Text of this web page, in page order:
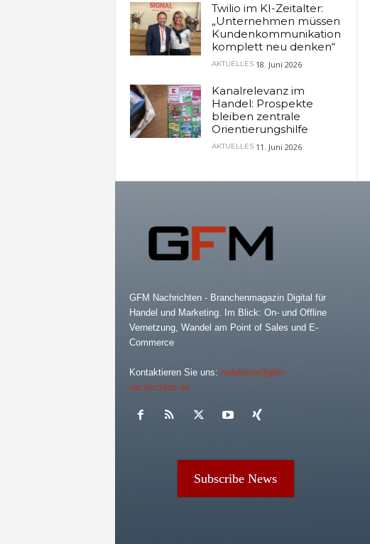
Twilio im KI-Zeitalter:
„Unternehmen müssen
Kundenkommunikation
komplett neu denken“
AKTUELLES 18. Juni 2026
Kanalrelevanz im
Handel: Prospekte
bleiben zentrale
Orientierungshilfe
AKTUELLES 11. Juni 2026
GFM Nachrichten - Branchenmagazin Digital für
Handel und Marketing. Im Blick: On- und Offline
Vernetzung, Wandel am Point of Sales und E-
Commerce
Kontaktieren Sie uns: redaktion@gfm-
nachrichten.de
Subscribe News